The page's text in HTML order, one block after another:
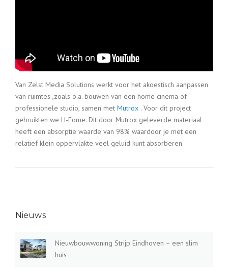
Van Zelst Media Solutions werkt voor het akoestisch aanpassen
van ruimtes ,zoals o.a. bouwen van een home cinema of
professionele studio, samen met Mutrox . Voor dit project
gebruikten we H-Fome. Dit door Mutrox geleverde materiaal
heeft een absorptie waarde van 98% waardoor je met een
relatief klein oppervlakte veel geluid kunt absorberen.
Nieuws
Nieuwbouwwoning Strijp Eindhoven – een slim
huis